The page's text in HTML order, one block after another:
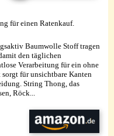
Baumwolle Stoff tragen
den täglichen
Verarbeitung für ein ohne
für unsichtbare Kanten
String Thong, das
Röck...
für einen Ratenkauf.